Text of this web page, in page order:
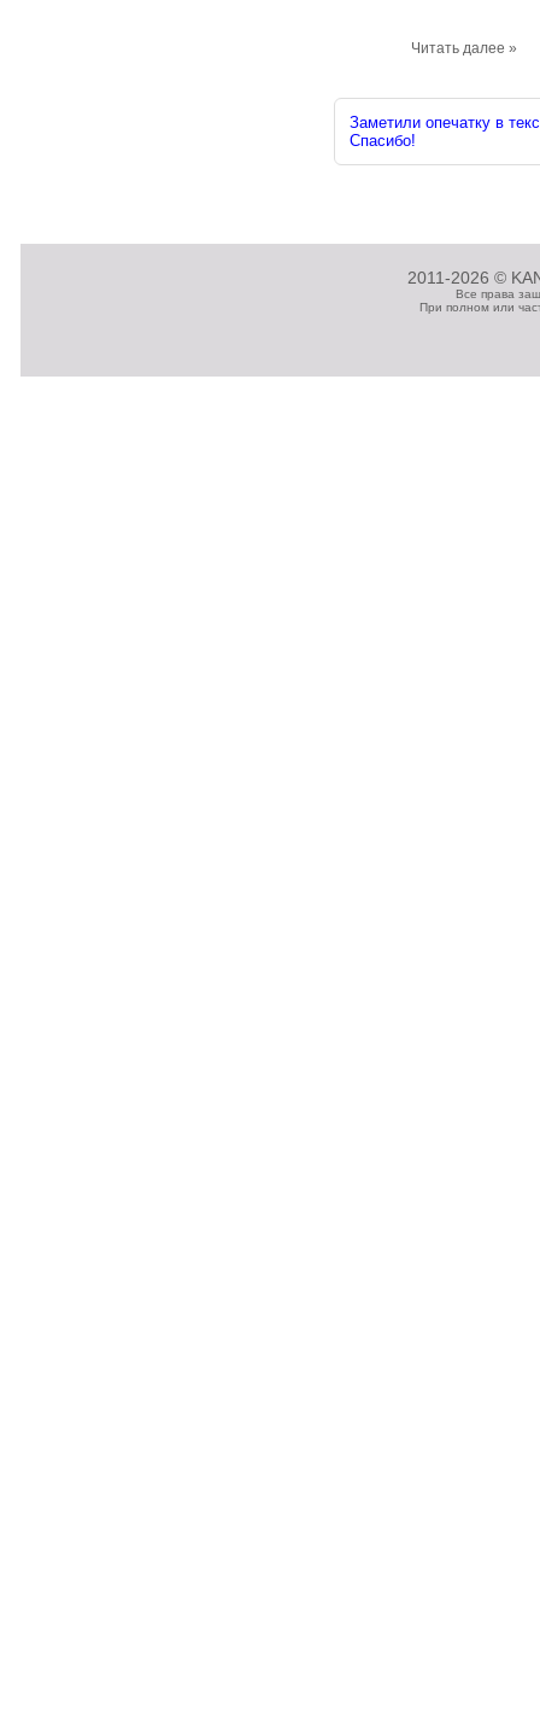
Читать далее »
Заметили опечатку в
Спасибо!
2011-2026 ©
Все права
При полном или